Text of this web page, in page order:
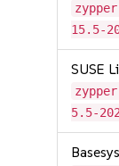
15.5-
SUSE
5.5-